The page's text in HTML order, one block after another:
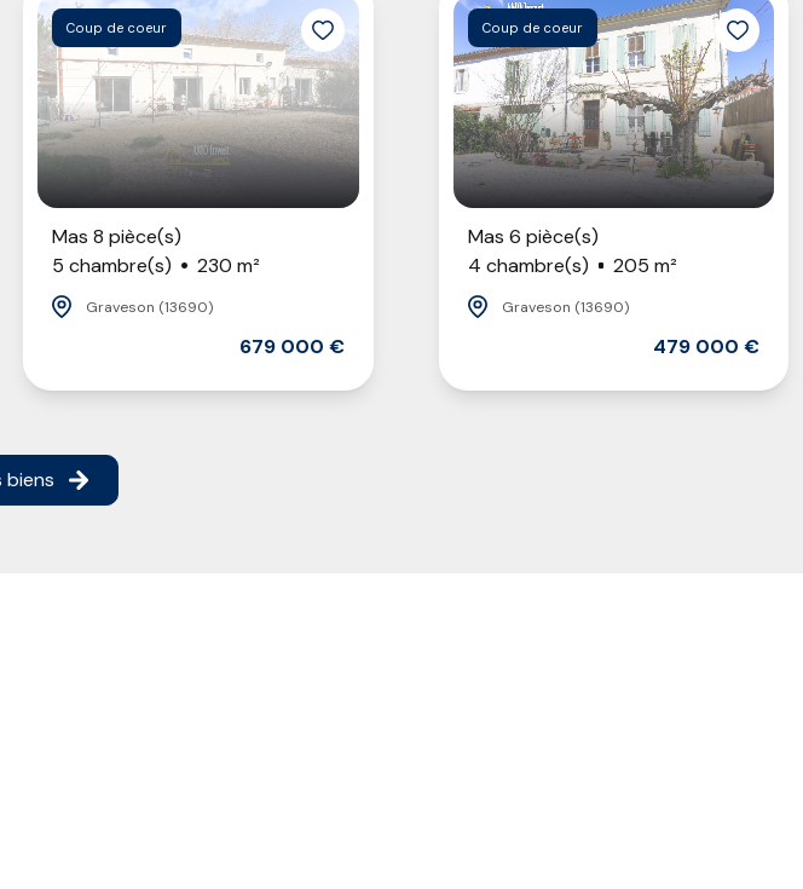
Coup de coeur
Mas 8 pièce(s)
5 chambre(s)
230 m²
Graveson (13690)
679 000 €
Coup de coeur
Mas 6 pièce(s)
4 chambre(s)
205 m²
Graveson (13690)
479 000 €
biens